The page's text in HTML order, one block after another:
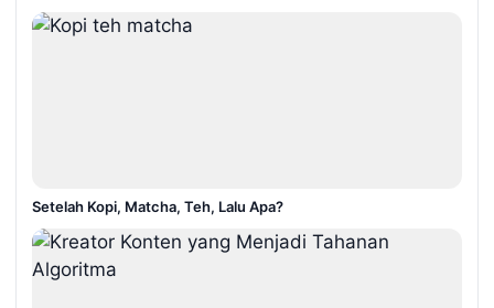
Setelah Kopi, Matcha, Teh, Lalu Apa?